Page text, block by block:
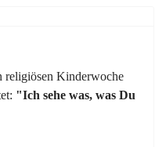
religiösen Kinderwoche
"Ich sehe was, was Du